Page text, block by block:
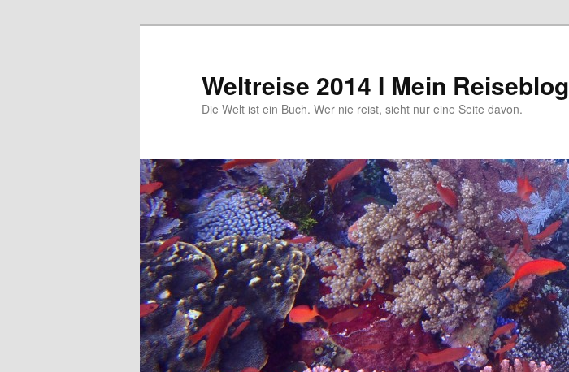
Weltreise 2014 I Mein Reiseblog
Die Welt ist ein Buch. Wer nie reist, sieht nur eine Seite davon.